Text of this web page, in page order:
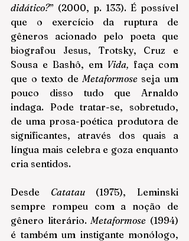
didático?” (2000, p. 133). É possível
que o exercício da ruptura de
gêneros acionado pelo poeta que
biografou Jesus, Trotsky, Cruz e
Sousa e Bashô, em Vida, faça com
que o texto de Metaformose seja um
pouco disso tudo que Arnaldo
indaga. Pode tratar-se, sobretudo,
de uma prosa-poética produtora de
significantes, através dos quais a
língua mais celebra e goza enquanto
cria sentidos.
Desde Catatau (1975), Leminski
sempre rompeu com a noção de
gênero literário. Metaformose (1994)
é também um instigante monólogo,